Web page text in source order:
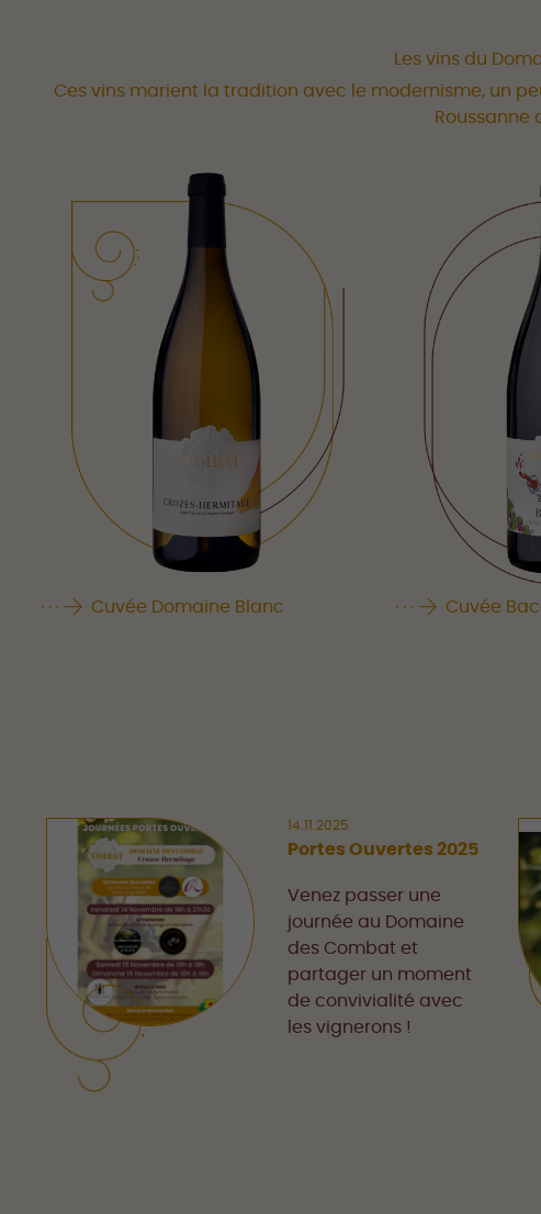
Les vins du
Ces vins marient la tradition avec le modernisme, un
Roussanne
Cuvée Domaine Blanc Cuvée
14.11.2025
Portes Ouvertes 2025
Venez passer une
journée au Domaine
des Combat et
partager un moment
de convivialité avec
les vignerons !